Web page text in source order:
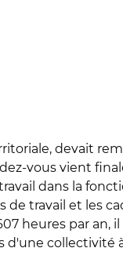
devait
vous vient
dans la
travail et les
heures par an,
d'une collectivité